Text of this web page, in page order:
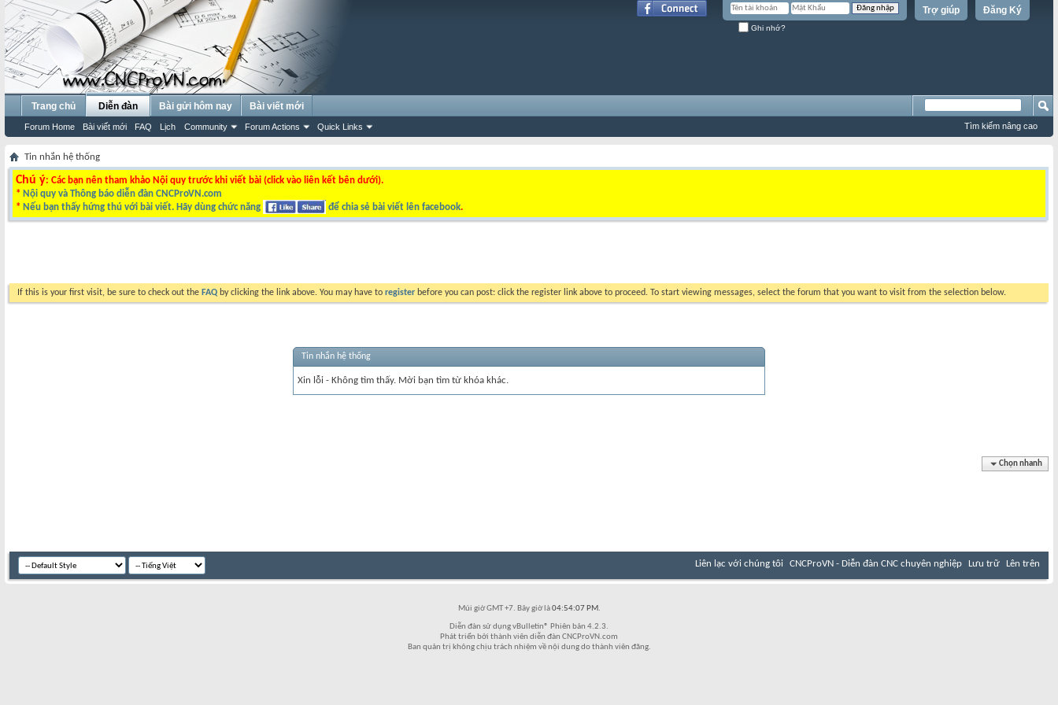
Đăng Ký
Trợ giúp
Ghi nhớ?
Trang chủ Diễn đàn
Forum Home Bài viết mới FAQ Lịch Community Forum Actions Quick Links
Bài gửi hôm nay Bài viết mới
Tìm kiếm nâng cao
Tin nhắn hệ thống
Chú ý: Các bạn nên tham khảo Nội quy trước khi viết bài (click vào liên kết bên dưới).
* Nội quy và Thông báo diễn đàn CNCProVN.com
* Nếu bạn thấy hứng thú với bài viết. Hãy dùng chức năng để chia sẻ bài viết lên facebook.
If this is your first visit, be sure to check out the FAQ by clicking the link above. You may have to register before you can post: click the register link above to proceed. To start viewing messages, select the forum that you want to visit from the selection below.
Tin nhắn hệ thống
Xin lỗi - Không tìm thấy. Mời bạn tìm từ khóa khác.
Chọn nhanh
Liên lạc với chúng tôi CNCProVN - Diễn đàn CNC chuyên nghiệp Lưu trữ Lên trên
Múi giờ GMT +7. Bây giờ là04:54:07 PM.
Diễn đàn sử dụng vBulletin® Phiên bản 4.2.3.
Phát triển bởi thành viên diễn đàn CNCProVN.com
Ban quản trị không chịu trách nhiệm về nội dung do thành viên đăng.